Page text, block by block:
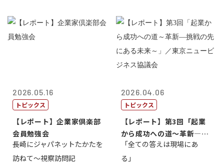
2026.05.16
トピックス
【レポート】企業家倶楽部
会員勉強会
長崎にジャパネットたかたを
訪ねて～視察訪問記
2026.04.06
トピックス
【レポート】第3回「起業
から成功への道～革新―挑
戦の先にある...
「全ての答えは現場にあ
る」